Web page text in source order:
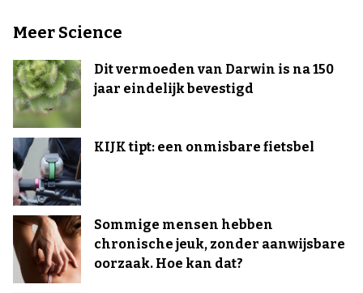
Meer Science
Dit vermoeden van Darwin is na 150
jaar eindelijk bevestigd
KIJK tipt: een onmisbare fietsbel
Sommige mensen hebben
chronische jeuk, zonder aanwijsbare
oorzaak. Hoe kan dat?